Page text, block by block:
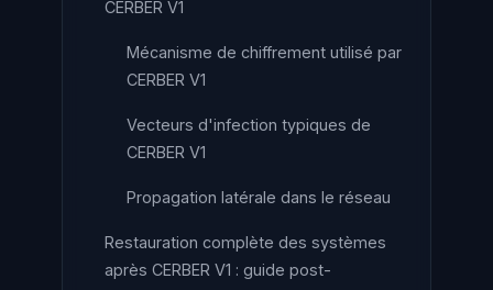
CERBER V1
Mécanisme de chiffrement utilisé par
CERBER V1
Vecteurs d'infection typiques de
CERBER V1
Propagation latérale dans le réseau
Restauration complète des systèmes
après CERBER V1 : guide post-